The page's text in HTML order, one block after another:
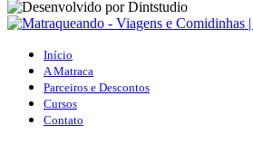
Início
A Matraca
Parceiros e Descontos
Cursos
Contato